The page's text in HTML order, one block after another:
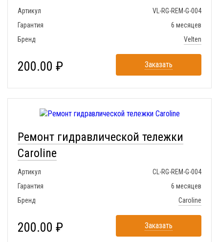
Артикул
VL-RG-REM-G-004
Гарантия
6 месяцев
Бренд
Velten
200.00 ₽ Заказать
Ремонт гидравлической тележки
Caroline
Артикул
CL-RG-REM-G-004
Гарантия
6 месяцев
Бренд
Caroline
200.00 ₽ Заказать